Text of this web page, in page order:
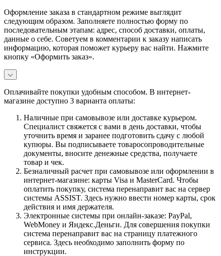
Оформление заказа в стандартном режиме выглядит
следующим образом. Заполняете полностью форму по
последовательным этапам: адрес, способ доставки, оплаты,
данные о себе. Советуем в комментарии к заказу написать
информацию, которая поможет курьеру вас найти. Нажмите
кнопку «Оформить заказ».
Оплачивайте покупки удобным способом. В интернет-
магазине доступно 3 варианта оплаты:
Наличные при самовывозе или доставке курьером.
Специалист свяжется с вами в день доставки, чтобы
уточнить время и заранее подготовить сдачу с любой
купюры. Вы подписываете товаросопроводительные
документы, вносите денежные средства, получаете
товар и чек.
Безналичный расчет при самовывозе или оформлении в
интернет-магазине: карты Visa и MasterCard. Чтобы
оплатить покупку, система перенаправит вас на сервер
системы ASSIST. Здесь нужно ввести номер карты, срок
действия и имя держателя.
Электронные системы при онлайн-заказе: PayPal,
WebMoney и Яндекс.Деньги. Для совершения покупки
система перенаправит вас на страницу платежного
сервиса. Здесь необходимо заполнить форму по
инструкции.